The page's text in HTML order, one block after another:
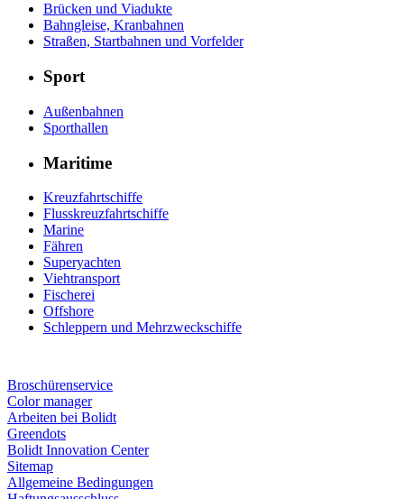
Brücken und Viadukte
Bahngleise, Kranbahnen
Straßen, Startbahnen und Vorfelder
Sport
Außenbahnen
Sporthallen
Maritime
Kreuzfahrtschiffe
Flusskreuzfahrtschiffe
Marine
Fähren
Superyachten
Viehtransport
Fischerei
Offshore
Schleppern und Mehrzweckschiffe
Broschürenservice
Color manager
Arbeiten bei Bolidt
Greendots
Bolidt Innovation Center
Sitemap
Allgemeine Bedingungen